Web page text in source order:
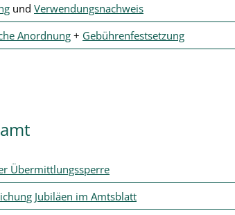
und Verwendungsnachweis
Anordnung+ Gebührenfestsetzung
Übermittlungssperre
Jubiläen im Amtsblatt